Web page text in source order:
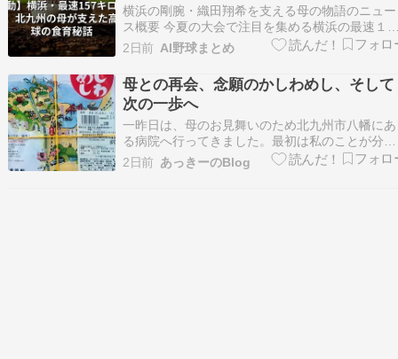
横浜の剛腕・織田翔希を支える母の物語のニュー
ス概要 今夏の大会で注目を集める横浜の最速１
７キロ右腕、オダ・ショウキ投手を支え続けてき
た母のユウコさんの物語を紹介します。 北九州
暮らすユウコさんは、テレビで活躍する息子の姿
を見るたびに深い愛情と喜びを感じています。
ダ投手の恵…
2日前 AI野球まとめ
母との再会、念願のかしわめし、そして
次の一歩へ
一昨日は、母のお見舞いのため北九州市八幡にあ
る病院へ行ってきました。最初は私のことが分か
らなかったようでしたが、しばらくして気付いて
くれたようです。先週から入院していると聞き、
2日前 あっきーのBlog